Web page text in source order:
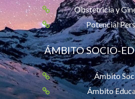
Obstetricia y
Potencial
ÁMBITO SOCIO-
Ámbito
Ámbito